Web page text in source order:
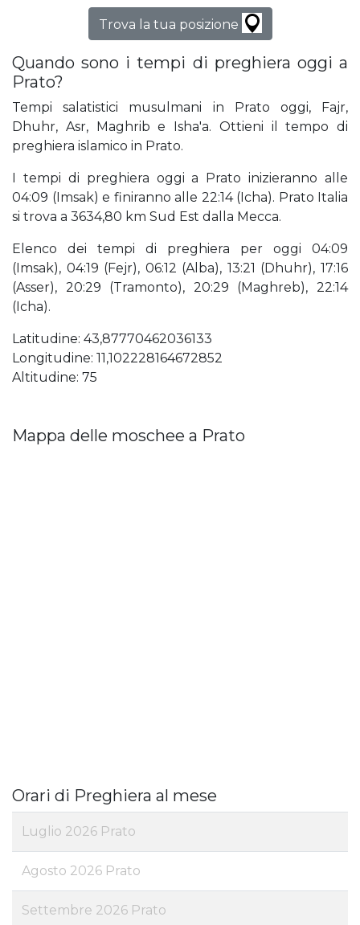
Trova la tua posizione
Quando sono i tempi di preghiera oggi a
Prato?
Tempi salatistici musulmani in Prato oggi, Fajr,
Dhuhr, Asr, Maghrib e Isha'a. Ottieni il tempo di
preghiera islamico in Prato.
I tempi di preghiera oggi a Prato inizieranno alle
04:09 (Imsak) e finiranno alle 22:14 (Icha). Prato Italia
si trova a 3634,80 km Sud Est dalla Mecca.
Elenco dei tempi di preghiera per oggi 04:09
(Imsak), 04:19 (Fejr), 06:12 (Alba), 13:21 (Dhuhr), 17:16
(Asser), 20:29 (Tramonto), 20:29 (Maghreb), 22:14
(Icha).
Latitudine: 43,87770462036133
Longitudine: 11,102228164672852
Altitudine: 75
Mappa delle moschee a Prato
Orari di Preghiera al mese
Luglio 2026 Prato
Agosto 2026 Prato
Settembre 2026 Prato